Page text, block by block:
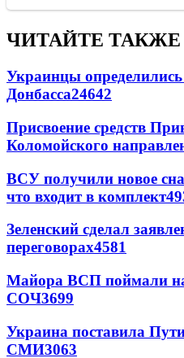
ЧИТАЙТЕ ТАКЖЕ
Украинцы
Донбасса24642
Присвоение средств
Коломойского
ВСУ получили новое
что входит в комплект
Зеленский сделал
переговорах4581
Майора ВСП поймали
СОЧ3699
Украина поставила
СМИ3063